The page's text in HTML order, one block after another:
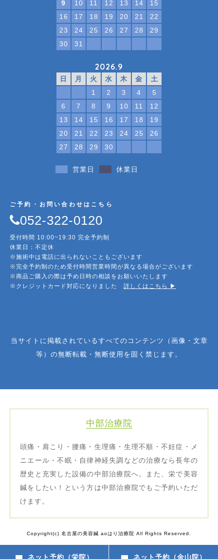
9
10 11 12 13 14
15
16
17 18 19 20 21
22
23
24 25 26 27 28
29
30
31
2026.9
日 月 火 水 木 金
土
1
2 3 4
5
6
7 8 9 10 11
12
13
14 15 16 17 18
19
20
21 22 23 24 25
26
27
28 29 30
営業日 休業日
ご予約・お問い合わせはこちら
052-322-0120
受付時間 10:00~19:30 完全予約制
休業日：不定休
※施術中は電話に出られないこともございます
※完全予約制のため受付時間営業時間が異なる場合がございます
※商品ご購入の際は予め日時の相談をお願いいたします
※クレジットカード対応になりました 詳しくはこちら ▶︎
当サイトに掲載されているすべてのコンテンツ（画像・文章
等）の無断転載・無断使用を固く禁じます。
中部治療院
頭痛・肩こり・腰痛・生理痛・生理不順・不妊症・メ
ニエール・不眠・自律神経失調などの治療なら長年の
歴史と充実した設備の中部治療院へ。また、栄で美容
鍼をしたい！という方は中部治療院でもご予約いただ
けます。
Copyright(c) 名古屋の美容鍼 aoはり治療院 All Rights Reserved.
ネット予約（栄院） ネット予約（金山院）